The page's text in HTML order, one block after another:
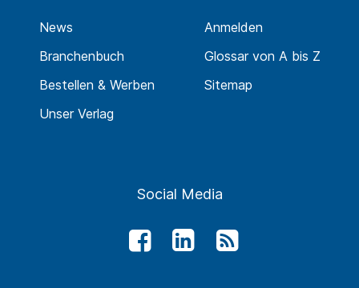
News
Branchenbuch
Bestellen & Werben
Unser Verlag
Anmelden
Glossar von A bis Z
Sitemap
Social Media